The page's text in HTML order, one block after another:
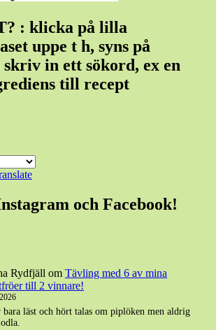
: klicka på lilla
uppe t h, syns på
in ett sökord, ex en
till recept
och Facebook!
Rydfjäll om Tävling med 6 av mina
till 2 vinnare!
bara läst och hört talas om piplöken men aldrig